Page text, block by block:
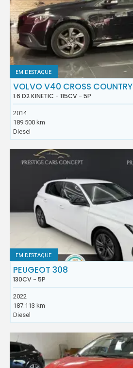
EM DESTAQUE
VOLVO V40 CROSS COUNTRY
1.6 D2 KINETIC - 115CV - 5P
2014
189.500 km
Diesel
EM DESTAQUE
PEUGEOT 308
130CV - 5P
2022
187.113 km
Diesel